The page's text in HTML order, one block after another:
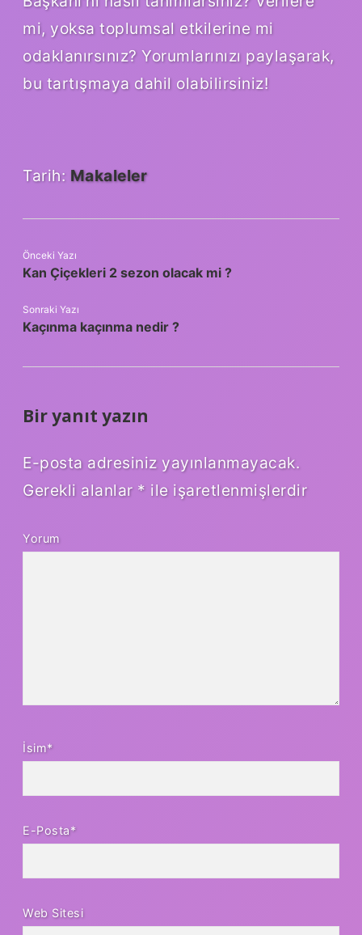
mi, yoksa toplumsal etkilerine mi
odaklanırsınız? Yorumlarınızı paylaşarak,
bu tartışmaya dahil olabilirsiniz!
Tarih: Makaleler
Önceki Yazı
Kan Çiçekleri 2 sezon olacak mi ?
Sonraki Yazı
Kaçınma kaçınma nedir ?
Bir yanıt yazın
E-posta adresiniz yayınlanmayacak.
Gerekli alanlar * ile işaretlenmişlerdir
Yorum
İsim*
E-Posta*
Web Sitesi